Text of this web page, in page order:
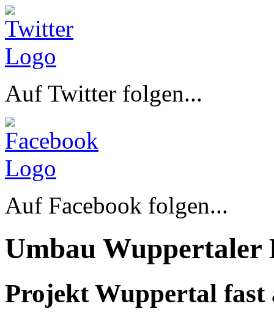
Auf Twitter folgen...
Auf Facebook folgen...
Umbau Wuppertaler
Projekt Wuppertal fast